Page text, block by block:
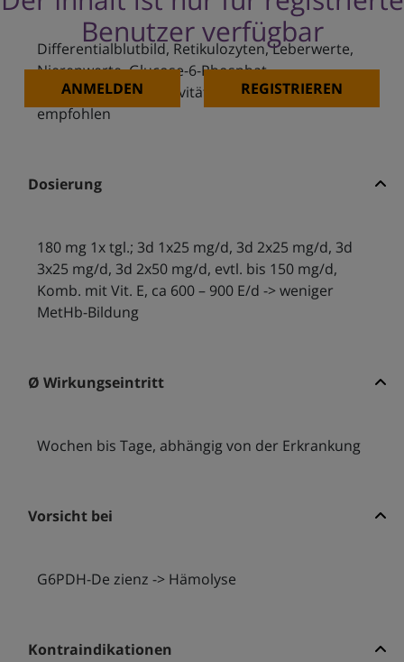
Benutzer verfügbar
ANMELDEN REGISTRIEREN
Differentialblutbild, Retikulozyten, Leberwerte,
Nierenwerte, Glucose-6-Phosphat-
Dehydrogenase- Aktivität, Met-Hb, SS-Test
empfohlen
Dosierung
180 mg 1x tgl.; 3d 1x25 mg/d, 3d 2x25 mg/d, 3d
3x25 mg/d, 3d 2x50 mg/d, evtl. bis 150 mg/d,
Komb. mit Vit. E, ca 600 – 900 E/d -> weniger
MetHb-Bildung
Ø Wirkungseintritt
Wochen bis Tage, abhängig von der Erkrankung
Vorsicht bei
G6PDH-De zienz -> Hämolyse
Kontraindikationen